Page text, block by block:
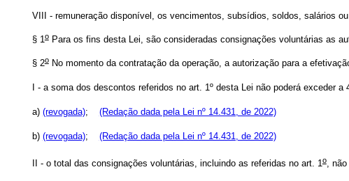
VIII - remuneração disponível, os vencimentos, subsídios, soldos,
§ 1oPara os fins desta Lei, são consideradas consignações voluntárias as
§ 2oNo momento da contratação da operação, a autorização para a
I - a soma dos descontos referidos no art. 1º desta Lei não poderá
a) (revogada); (Redação dada pela Lei nº 14.431, de 2022)
b) (revogada); (Redação dada pela Lei nº 14.431, de 2022)
II - o total das consignações voluntárias, incluindo as referidas no art. 1o, não